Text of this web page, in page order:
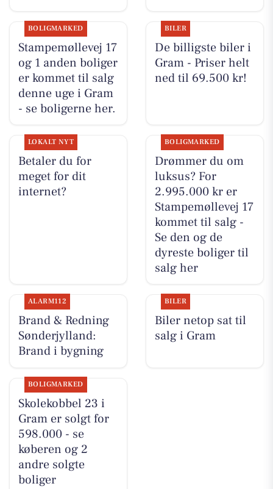
BOLIGMARKED
Stampemøllevej 17
og 1 anden boliger
er kommet til salg
denne uge i Gram
- se boligerne her.
BILER
De billigste biler i
Gram - Priser helt
ned til 69.500 kr!
LOKALT NYT
Betaler du for
meget for dit
internet?
BOLIGMARKED
Drømmer du om
luksus? For
2.995.000 kr er
Stampemøllevej 17
kommet til salg -
Se den og de
dyreste boliger til
salg her
ALARM112
Brand & Redning
Sønderjylland:
Brand i bygning
BILER
Biler netop sat til
salg i Gram
BOLIGMARKED
Skolekobbel 23 i
Gram er solgt for
598.000 - se
køberen og 2
andre solgte
boliger